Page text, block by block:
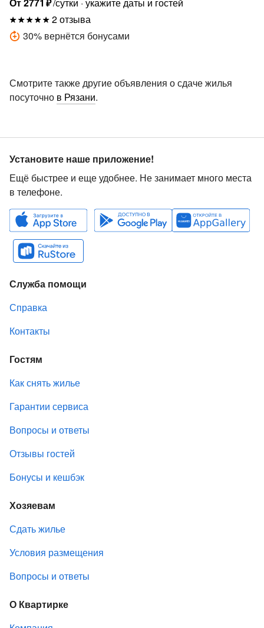
2 отзыва
30% вернётся бонусами
Смотрите также другие объявления о сдаче жилья
посуточно в Рязани.
Установите наше приложение!
Ещё быстрее и еще удобнее. Не занимает много места
в телефоне.
Служба помощи
Справка
Контакты
Гостям
Как снять жилье
Гарантии сервиса
Вопросы и ответы
Отзывы гостей
Бонусы и кешбэк
Хозяевам
Сдать жилье
Условия размещения
Вопросы и ответы
О Квартирке